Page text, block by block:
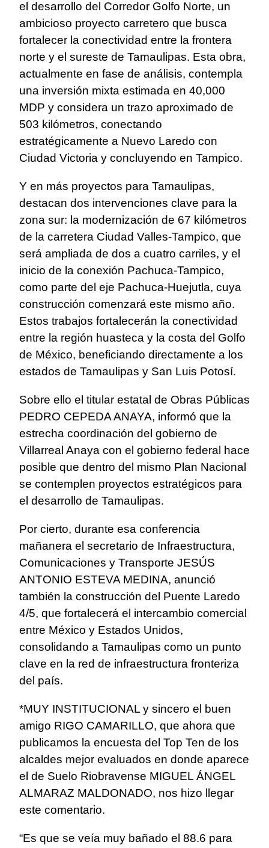
el desarrollo del Corredor Golfo Norte, un
ambicioso proyecto carretero que busca
fortalecer la conectividad entre la frontera
norte y el sureste de Tamaulipas. Esta obra,
actualmente en fase de análisis, contempla
una inversión mixta estimada en 40,000
MDP y considera un trazo aproximado de
503 kilómetros, conectando
estratégicamente a Nuevo Laredo con
Ciudad Victoria y concluyendo en Tampico.
Y en más proyectos para Tamaulipas,
destacan dos intervenciones clave para la
zona sur: la modernización de 67 kilómetros
de la carretera Ciudad Valles-Tampico, que
será ampliada de dos a cuatro carriles, y el
inicio de la conexión Pachuca-Tampico,
como parte del eje Pachuca-Huejutla, cuya
construcción comenzará este mismo año.
Estos trabajos fortalecerán la conectividad
entre la región huasteca y la costa del Golfo
de México, beneficiando directamente a los
estados de Tamaulipas y San Luis Potosí.
Sobre ello el titular estatal de Obras Públicas
PEDRO CEPEDA ANAYA, informó que la
estrecha coordinación del gobierno de
Villarreal Anaya con el gobierno federal hace
posible que dentro del mismo Plan Nacional
se contemplen proyectos estratégicos para
el desarrollo de Tamaulipas.
Por cierto, durante esa conferencia
mañanera el secretario de Infraestructura,
Comunicaciones y Transporte JESÚS
ANTONIO ESTEVA MEDINA, anunció
también la construcción del Puente Laredo
4/5, que fortalecerá el intercambio comercial
entre México y Estados Unidos,
consolidando a Tamaulipas como un punto
clave en la red de infraestructura fronteriza
del país.
*MUY INSTITUCIONAL y sincero el buen
amigo RIGO CAMARILLO, que ahora que
publicamos la encuesta del Top Ten de los
alcaldes mejor evaluados en donde aparece
el de Suelo Riobravense MIGUEL ÁNGEL
ALMARAZ MALDONADO, nos hizo llegar
este comentario.
“Es que se veía muy bañado el 88.6 para